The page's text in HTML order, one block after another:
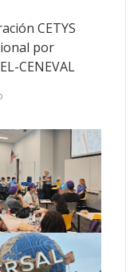
CETYS
por
CENEVAL